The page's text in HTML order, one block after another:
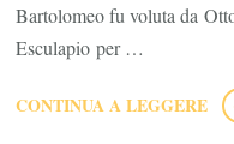
Bartolomeo fu voluta da
Esculapio per …
CONTINUA A LEGGERE